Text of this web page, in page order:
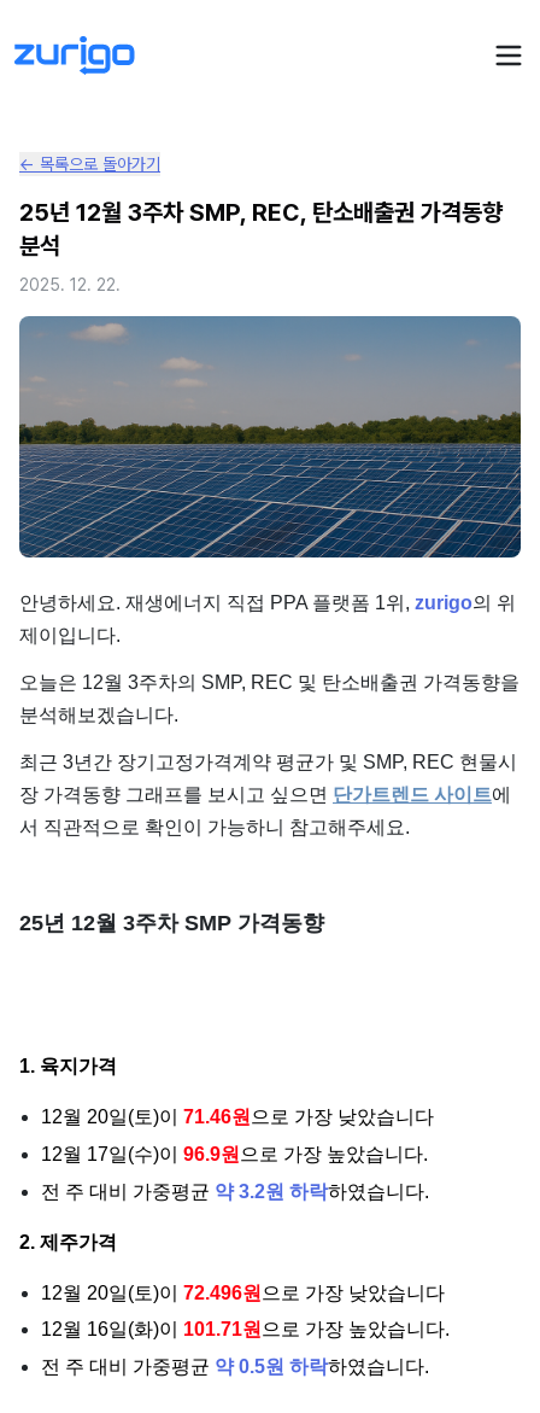
PPA 계약
수요기업 PPA 계산
발전소 PPA 계산
PPA 관리
PPA 모니터링
전기요금 시뮬레이션 NEW
PPA 매뉴얼
AI 컨설턴트 UPDATED
PPA 플레이
성공사례
에너지브리핑
단가
회사소개
← 목록으로 돌아가기
25년 12월 3주차 SMP, REC, 탄소배출권 가격동향
분석
2025. 12. 22.
안녕하세요. 재생에너지 직접 PPA 플랫폼 1위, zurigo의 위
제이입니다.
오늘은 12월 3주차의 SMP, REC 및 탄소배출권 가격동향을
분석해보겠습니다.
최근 3년간 장기고정가격계약 평균가 및 SMP, REC 현물시
장 가격동향 그래프를 보시고 싶으면 단가트렌드 사이트에
서 직관적으로 확인이 가능하니 참고해주세요.
25년 12월 3주차 SMP 가격동향
1. 육지가격
12월 20일(토)이 71.46원 으로 가장 낮았습니다
12월 17일(수)이
96.9원 으로 가장 높았습니다.
전 주 대비 가중평균 약 3.2원 하락하였습니다.
2. 제주가격
12월 20일(토)이 72.496원 으로 가장 낮았습니다
12월 16일(화)이
101.71원 으로 가장 높았습니다.
전 주 대비 가중평균 약 0.5원 하락하였습니다.